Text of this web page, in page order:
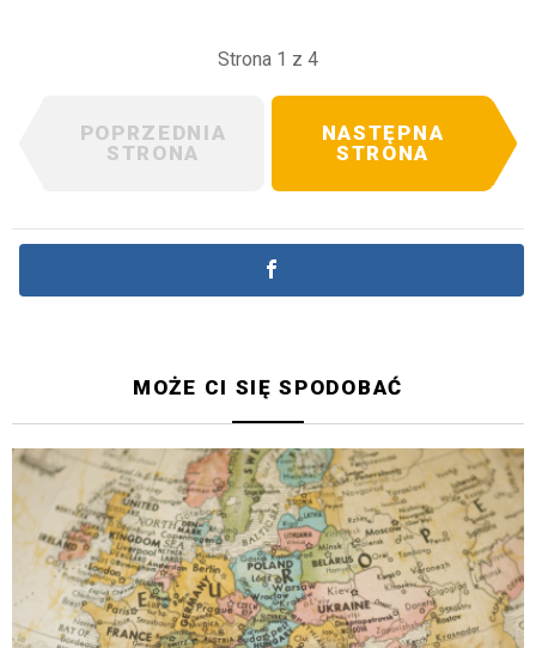
Strona 1 z 4
POPRZEDNIA
STRONA
NASTĘPNA
STRONA
MOŻE CI SIĘ SPODOBAĆ